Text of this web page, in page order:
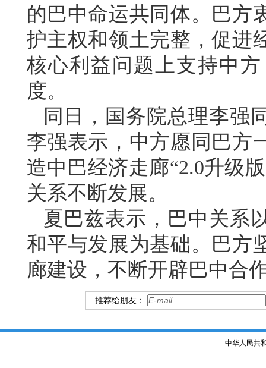
的巴中命运共同体。巴方
护主权和领土完整，促进
核心利益问题上支持中
度。
同日，国务院总理李强
李强表示，中方愿同巴方
造中巴经济走廊“2.0升级
关系不断发展。
夏巴兹表示，巴中关系
和平与发展为基础。巴方
廊建设，不断开辟巴中合
推荐给朋友：
中华人民共